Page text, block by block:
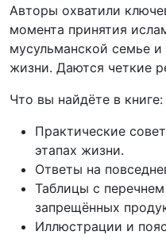
Авторы охватили
момента принятия
мусульманской семье
жизни. Даются четкие
Что вы найдёте в книге:
Практические
этапах жизни.
Ответы на
Таблицы с
запрещённых
Иллюстрации и